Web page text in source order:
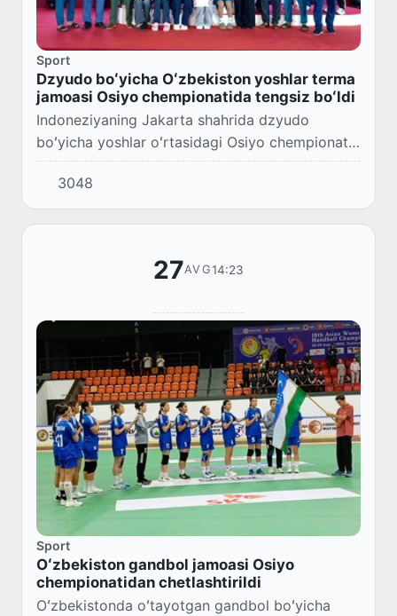
Sport
Dzyudo boʻyicha Oʻzbekiston yoshlar terma
jamoasi Osiyo chempionatida tengsiz boʻldi
Indoneziyaning Jakarta shahrida dzyudo
boʻyicha yoshlar oʻrtasidagi Osiyo chempionati
yakuniga yetdi.
3048
27AVG14:23
Sport
Oʻzbekiston gandbol jamoasi Osiyo
chempionatidan chetlashtirildi
Oʻzbekistonda oʻtayotgan gandbol boʻyicha